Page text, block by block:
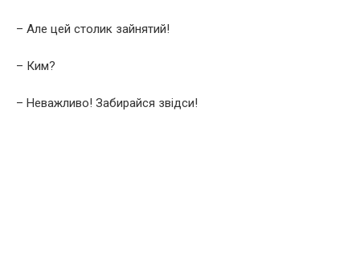
– Але цей столик зайнятий!
– Ким?
– Неважливо! Забирайся звідси!